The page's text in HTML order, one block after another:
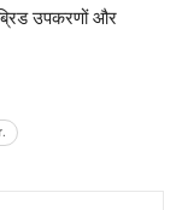
उपकरणों और